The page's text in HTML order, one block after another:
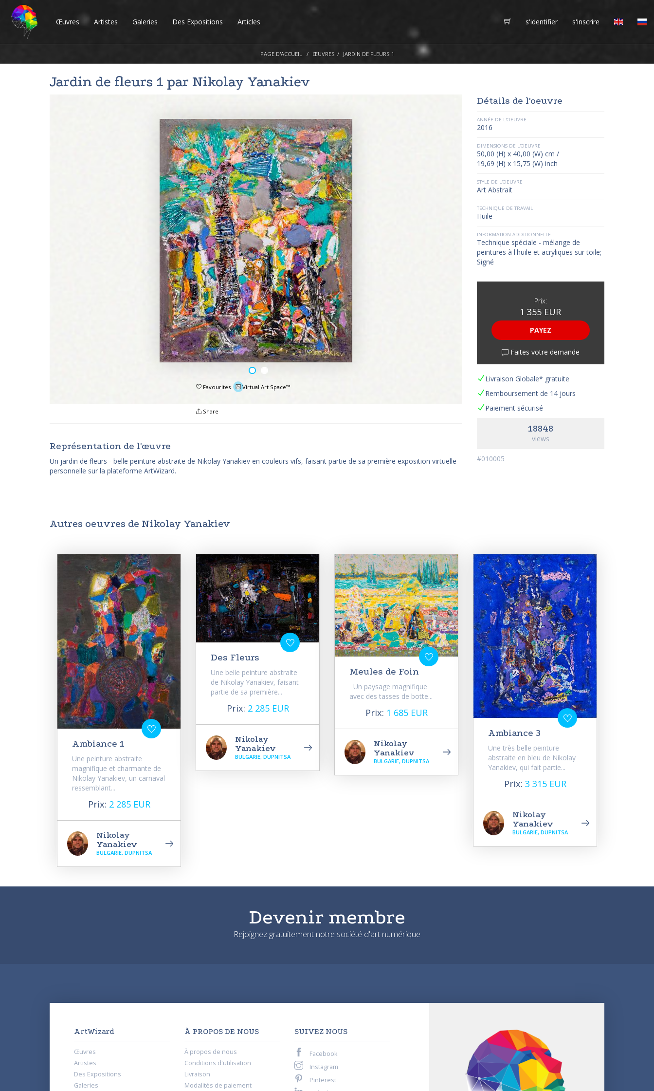
Œuvres Artistes Galeries Des Expositions Articles s'identifier s'inscrire
PAGE D'ACCUEIL ŒUVRES JARDIN DE FLEURS 1
Jardin de fleurs 1 par Nikolay Yanakiev
Favourites Virtual Art Space™
Share
Représentation de l'œuvre
Un jardin de fleurs - belle peinture abstraite de Nikolay Yanakiev en couleurs vifs, faisant partie de sa première exposition virtuelle
personnelle sur la plateforme ArtWizard.
Détails de l'oeuvre
ANNÉE DE L'OEUVRE
2016
DIMENSIONS DE L'OEUVRE
50,00 (H) x 40,00 (W) cm /
19,69 (H) x 15,75 (W) inch
STYLE DE L'OEUVRE
Art Abstrait
TECHNIQUE DE TRAVAIL
Huile
INFORMATION ADDITIONNELLE
Technique spéciale - mélange de
peintures à l'huile et acryliques sur toile;
Signé
Prix:
1 355 EUR
PAYEZ
Faites votre demande
Livraison Globale* gratuite
Remboursement de 14 jours
Paiement sécurisé
18848
views
#010005
Autres oeuvres de Nikolay Yanakiev
Ambiance 1
Une peinture abstraite
magnifique et charmante de
Nikolay Yanakiev, un carnaval
ressemblant...
Prix: 2 285 EUR
Nikolay
Yanakiev
BULGARIE, DUPNITSA
Des Fleurs
Une belle peinture abstraite
de Nikolay Yanakiev, faisant
partie de sa première...
Prix: 2 285 EUR
Nikolay
Yanakiev
BULGARIE, DUPNITSA
Meules de Foin
Un paysage magnifique
avec des tasses de botte...
Prix: 1 685 EUR
Nikolay
Yanakiev
BULGARIE, DUPNITSA
Ambiance 3
Une très belle peinture
abstraite en bleu de Nikolay
Yanakiev, qui fait partie...
Prix: 3 315 EUR
Nikolay
Yanakiev
BULGARIE, DUPNITSA
Devenir membre
Rejoignez gratuitement notre société d'art numérique
ArtWizard
Œuvres
Artistes
Des Expositions
Galeries
À PROPOS DE NOUS
À propos de nous
Conditions d'utilisation
Livraison
Modalités de paiement
SUIVEZ NOUS
Facebook
Instagram
Pinterest